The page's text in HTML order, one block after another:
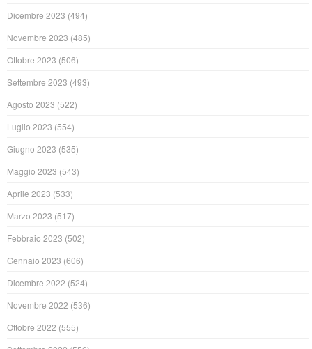
Dicembre 2023 (494)
Novembre 2023 (485)
Ottobre 2023 (506)
Settembre 2023 (493)
Agosto 2023 (522)
Luglio 2023 (554)
Giugno 2023 (535)
Maggio 2023 (543)
Aprile 2023 (533)
Marzo 2023 (517)
Febbraio 2023 (502)
Gennaio 2023 (606)
Dicembre 2022 (524)
Novembre 2022 (536)
Ottobre 2022 (555)